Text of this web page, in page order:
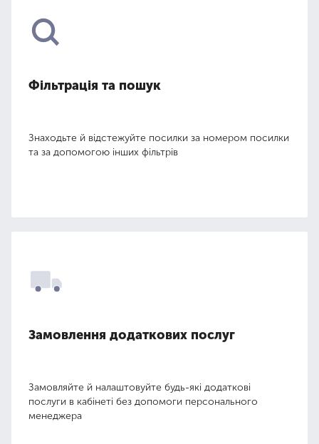
Фільтрація та пошук
Знаходьте й відстежуйте посилки за номером посилки
та за допомогою інших фільтрів
Замовлення додаткових послуг
Замовляйте й налаштовуйте будь-які додаткові
послуги в кабінеті без допомоги персонального
менеджера